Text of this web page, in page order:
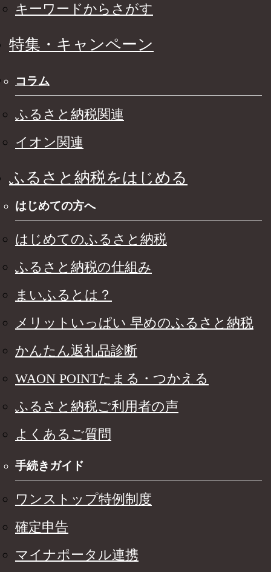
キーワードからさがす
特集・キャンペーン
コラム
ふるさと納税関連
イオン関連
ふるさと納税をはじめる
はじめての方へ
はじめてのふるさと納税
ふるさと納税の仕組み
まいふるとは？
メリットいっぱい 早めのふるさと納税
かんたん返礼品診断
WAON POINTたまる・つかえる
ふるさと納税ご利用者の声
よくあるご質問
手続きガイド
ワンストップ特例制度
確定申告
マイナポータル連携